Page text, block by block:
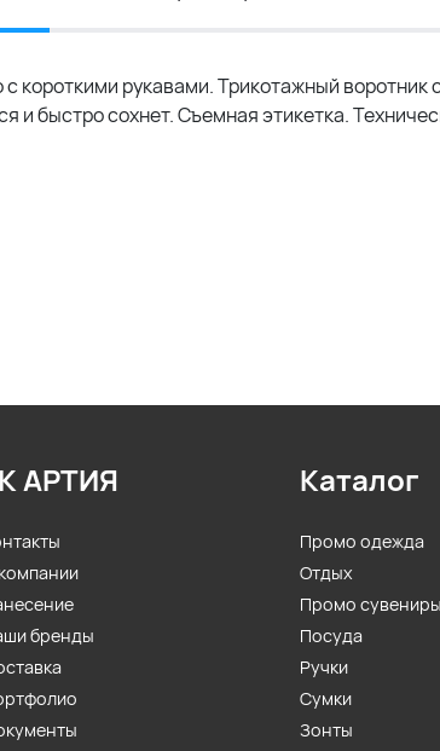
короткими рукавами. Трикотажный воротник
и быстро сохнет. Съемная этикетка.
АРТИЯ
бренды
Каталог
Промо одежда
Отдых
Промо сувениры
Посуда
Ручки
Сумки
Зонты